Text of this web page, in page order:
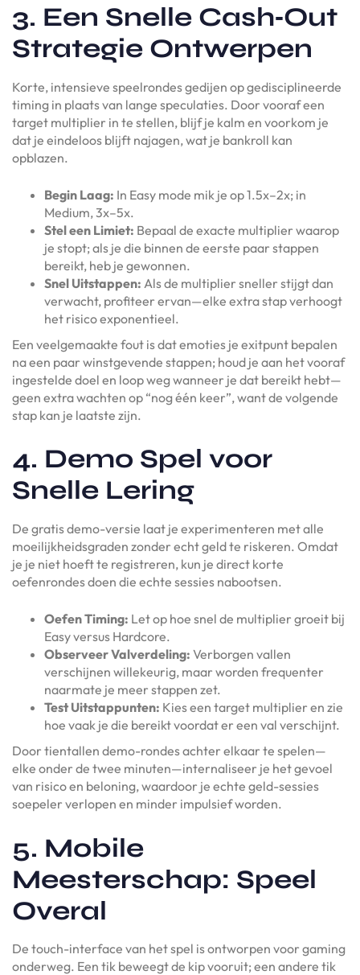
3. Een Snelle Cash‑Out
Strategie Ontwerpen
Korte, intensieve speelrondes gedijen op gedisciplineerde
timing in plaats van lange speculaties. Door vooraf een
target multiplier in te stellen, blijf je kalm en voorkom je
dat je eindeloos blijft najagen, wat je bankroll kan
opblazen.
Begin Laag: In Easy mode mik je op 1.5x–2x; in
Medium, 3x–5x.
Stel een Limiet: Bepaal de exacte multiplier waarop
je stopt; als je die binnen de eerste paar stappen
bereikt, heb je gewonnen.
Snel Uitstappen: Als de multiplier sneller stijgt dan
verwacht, profiteer ervan—elke extra stap verhoogt
het risico exponentieel.
Een veelgemaakte fout is dat emoties je exitpunt bepalen
na een paar winstgevende stappen; houd je aan het vooraf
ingestelde doel en loop weg wanneer je dat bereikt hebt—
geen extra wachten op “nog één keer”, want de volgende
stap kan je laatste zijn.
4. Demo Spel voor
Snelle Lering
De gratis demo-versie laat je experimenteren met alle
moeilijkheidsgraden zonder echt geld te riskeren. Omdat
je je niet hoeft te registreren, kun je direct korte
oefenrondes doen die echte sessies nabootsen.
Oefen Timing: Let op hoe snel de multiplier groeit bij
Easy versus Hardcore.
Observeer Valverdeling: Verborgen vallen
verschijnen willekeurig, maar worden frequenter
naarmate je meer stappen zet.
Test Uitstappunten: Kies een target multiplier en zie
hoe vaak je die bereikt voordat er een val verschijnt.
Door tientallen demo-rondes achter elkaar te spelen—
elke onder de twee minuten—internaliseer je het gevoel
van risico en beloning, waardoor je echte geld-sessies
soepeler verlopen en minder impulsief worden.
5. Mobile
Meesterschap: Speel
Overal
De touch-interface van het spel is ontworpen voor gaming
onderweg. Een tik beweegt de kip vooruit; een andere tik